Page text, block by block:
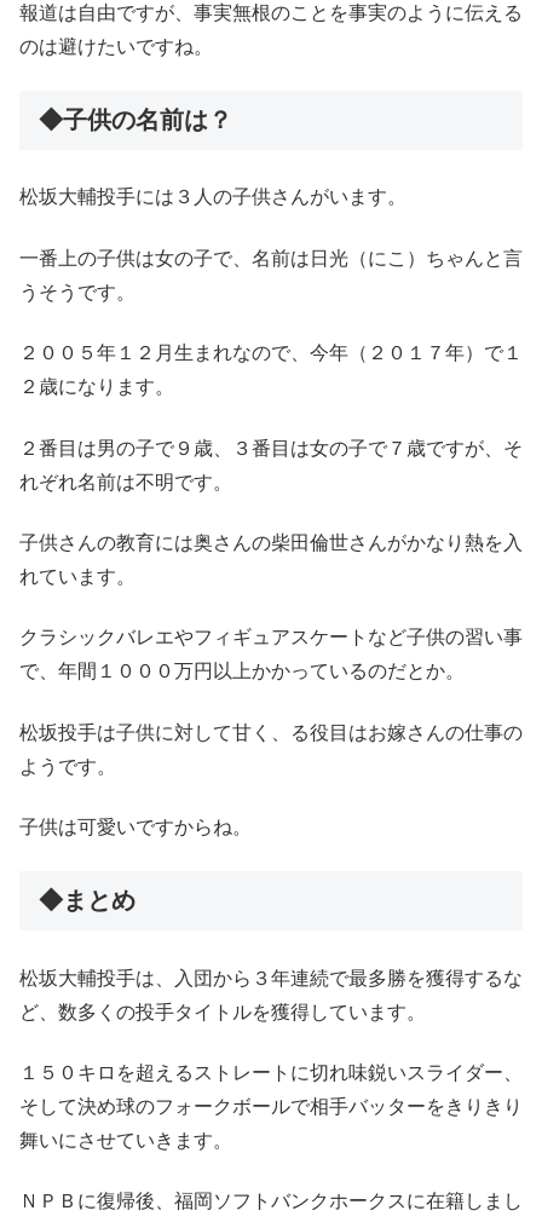
報道は自由ですが、事実無根のことを事実のように伝える
のは避けたいですね。
◆子供の名前は？
松坂大輔投手には３人の子供さんがいます。
一番上の子供は女の子で、名前は日光（にこ）ちゃんと言
うそうです。
２００５年１２月生まれなので、今年（２０１７年）で１
２歳になります。
２番目は男の子で９歳、３番目は女の子で７歳ですが、そ
れぞれ名前は不明です。
子供さんの教育には奥さんの柴田倫世さんがかなり熱を入
れています。
クラシックバレエやフィギュアスケートなど子供の習い事
で、年間１０００万円以上かかっているのだとか。
松坂投手は子供に対して甘く、る役目はお嫁さんの仕事の
ようです。
子供は可愛いですからね。
◆まとめ
松坂大輔投手は、入団から３年連続で最多勝を獲得するな
ど、数多くの投手タイトルを獲得しています。
１５０キロを超えるストレートに切れ味鋭いスライダー、
そして決め球のフォークボールで相手バッターをきりきり
舞いにさせていきます。
ＮＰＢに復帰後、福岡ソフトバンクホークスに在籍しまし